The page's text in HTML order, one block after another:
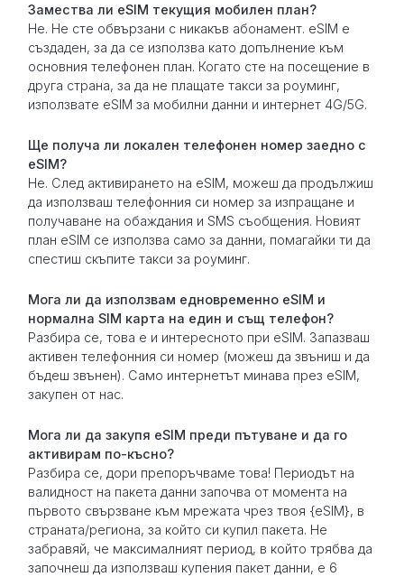
Замествa ли eSIM текущия мобилен план?
Не. Не сте обвързани с никакъв абонамент. eSIM е
създаден, за да се използва като допълнение към
основния телефонен план. Когато сте на посещение в
друга страна, за да не плащате такси за роуминг,
използвате eSIM за мобилни данни и интернет 4G/5G.
Ще получа ли локален телефонен номер заедно с
eSIM?
Не. След активирането на eSIM, можеш да продължиш
да използваш телефонния си номер за изпращане и
получаване на обаждания и SMS съобщения. Новият
план eSIM се използва само за данни, помагайки ти да
спестиш скъпите такси за роуминг.
Мога ли да използвам едновременно eSIM и
нормална SIM карта на един и същ телефон?
Разбира се, това е и интересното при eSIM. Запазваш
активен телефонния си номер (можеш да звъниш и да
бъдеш звънен). Само интернетът минава през eSIM,
закупен от нас.
Мога ли да закупя eSIM преди пътуване и да го
активирам по-късно?
Разбира се, дори препоръчваме това! Периодът на
валидност на пакета данни започва от момента на
първото свързване към мрежата чрез твоя {eSIM}, в
страната/региона, за който си купил пакета. Не
забравяй, че максималният период, в който трябва да
започнеш да използваш купения пакет данни, е 6